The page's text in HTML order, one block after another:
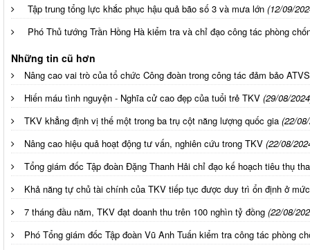
Tập trung tổng lực khắc phục hậu quả bão số 3 và mưa lớn (12/09/
Phó Thủ tướng Trần Hồng Hà kiểm tra và chỉ đạo công tác phòng
Những tin cũ hơn
Nâng cao vai trò của tổ chức Công đoàn trong công tác đảm bảo
Hiến máu tình nguyện - Nghĩa cử cao đẹp của tuổi trẻ TKV (29/08/
TKV khẳng định vị thế một trong ba trụ cột năng lượng quốc gia (22/
Nâng cao hiệu quả hoạt động tư vấn, nghiên cứu trong TKV (22/08/
Tổng giám đốc Tập đoàn Đặng Thanh Hải chỉ đạo kế hoạch tiêu thụ
Khả năng tự chủ tài chính của TKV tiếp tục được duy trì ổn định ở
7 tháng đầu năm, TKV đạt doanh thu trên 100 nghìn tỷ đồng (22/08/
Phó Tổng giám đốc Tập đoàn Vũ Anh Tuấn kiểm tra công tác phòng